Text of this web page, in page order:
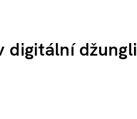
digitální džungli